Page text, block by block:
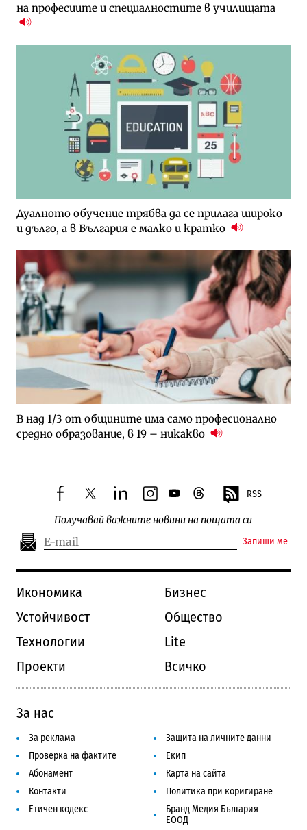
на професиите и специалностите в училищата
Дуалното обучение трябва да се прилага широко
и дълго, а в България е малко и кратко
В над 1/3 от общините има само професионално
средно образование, в 19 – никакво
facebooktwitterlinkedininstagram
youtubethreads RSS
Получавай важните новини на пощата си
Запиши ме
Икономика
Бизнес
Устойчивост
Общество
Технологии
Lite
Проекти
Всичко
За нас
За реклама
Защита на личните данни
Проверка на фактите
Екип
Абонамент
Карта на сайта
Контакти
Политика при коригиране
Етичен кодекс
Бранд Медия България
ЕООД